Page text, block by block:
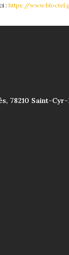
: https://
78210 Saint-